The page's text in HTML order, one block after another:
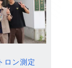
ロン測定